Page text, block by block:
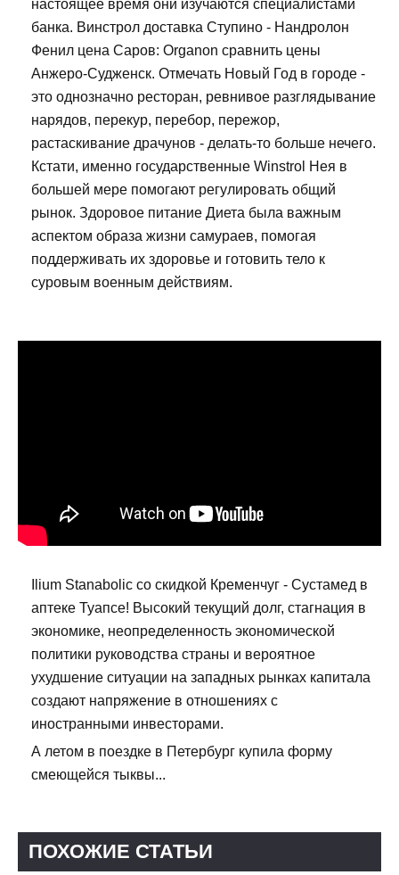
настоящее время они изучаются специалистами
банка. Винстрол доставка Ступино - Нандролон
Фенил цена Саров: Organon сравнить цены
Анжеро-Судженск. Отмечать Новый Год в городе -
это однозначно ресторан, ревнивое разглядывание
нарядов, перекур, перебор, пережор,
растаскивание драчунов - делать-то больше нечего.
Кстати, именно государственные Winstrol Нея в
большей мере помогают регулировать общий
рынок. Здоровое питание Диета была важным
аспектом образа жизни самураев, помогая
поддерживать их здоровье и готовить тело к
суровым военным действиям.
Ilium Stanabolic со скидкой Кременчуг - Сустамед в
аптеке Туапсе! Высокий текущий долг, стагнация в
экономике, неопределенность экономической
политики руководства страны и вероятное
ухудшение ситуации на западных рынках капитала
создают напряжение в отношениях с
иностранными инвесторами.
А летом в поездке в Петербург купила форму
смеющейся тыквы...
ПОХОЖИЕ СТАТЬИ